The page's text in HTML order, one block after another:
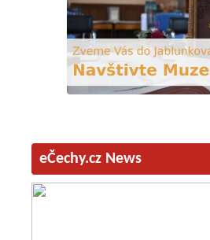
eČechy.cz News